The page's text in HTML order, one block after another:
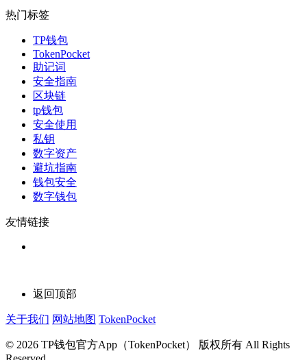
热门标签
TP钱包
TokenPocket
助记词
安全指南
区块链
tp钱包
安全使用
私钥
数字资产
避坑指南
钱包安全
数字钱包
友情链接
返回顶部
关于我们 网站地图 TokenPocket
© 2026 TP钱包官方App（TokenPocket） 版权所有 All Rights